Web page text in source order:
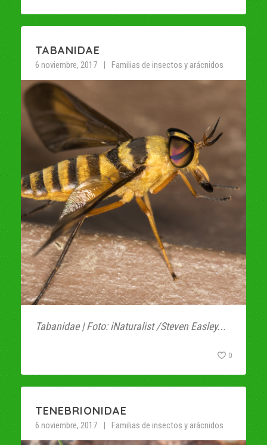
TABANIDAE
6 noviembre, 2017 Familias de insectos y arácnidos
Tabanidae | Foto: iNaturalist /Steven Easley...
0
TENEBRIONIDAE
6 noviembre, 2017 Familias de insectos y arácnidos